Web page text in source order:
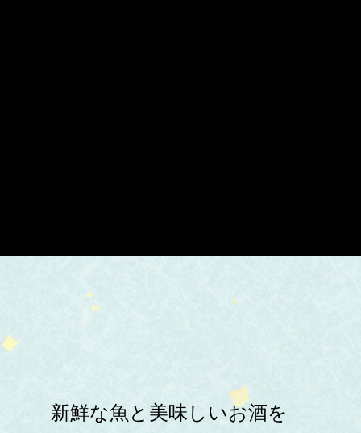
新鮮な魚と美味しいお酒を